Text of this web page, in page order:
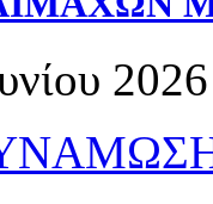
2026